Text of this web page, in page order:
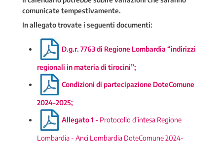
comunicate tempestivamente.
In allegato trovate i seguenti documenti:
D.g.r. 7763 di Regione Lombardia “indirizzi
regionali in materia di tirocini”;
Condizioni di partecipazione DoteComune
2024-2025;
Allegato 1 - Protocollo d’intesa Regione
Lombardia - Anci Lombardia DoteComune 2024-